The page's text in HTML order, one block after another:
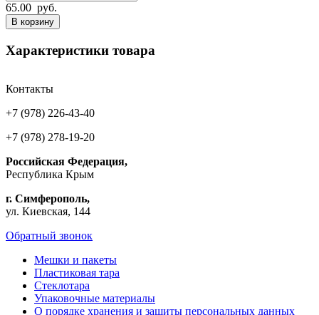
65.00 руб.
В корзину
Характеристики товара
Контакты
+7 (978) 226-43-40
+7 (978) 278-19-20
Российская Федерация,
Республика Крым
г. Симферополь,
ул. Киевская, 144
Обратный звонок
Мешки и пакеты
Пластиковая тара
Стеклотара
Упаковочные материалы
О порядке хранения и защиты персональных данных